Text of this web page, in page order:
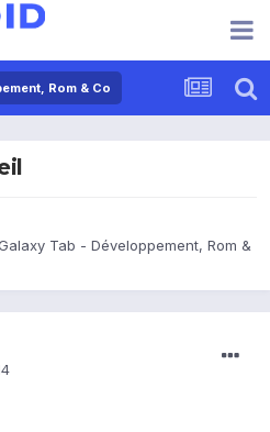
Rom & Co
Tab - Développement, Rom &